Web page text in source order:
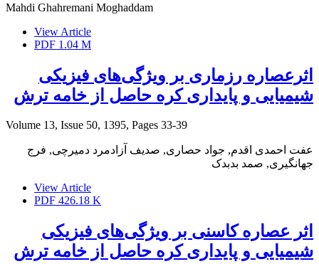
Mahdi Ghahremani Moghaddam
View Article
PDF 1.04 M
اثرعصاره رزماری بر ویژگی‌های فیزیکی
شیمیایی و پایداری کره حاصل از خامه ترش
Volume 13, Issue 50, 1395, Pages 33-39
عفت احمدی اقدم, جواد حصاری, صدیف آزادمرد دمیرچی, فرج
جهانگیری, صمد بدبدک
View Article
PDF 426.18 K
اثر عصاره کاسنی بر ویژگی‌های فیزیکی
شیمیایی و پایداری کره حاصل از خامه ترش